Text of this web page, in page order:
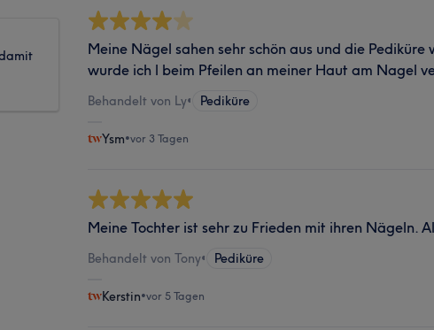
Meine Nägel sahen sehr schön aus und die
wurde ich l beim Pfeilen an meiner Haut am Nagel
Behandelt von Ly• Pediküre
Ysm•vor 3 Tagen
Meine Tochter ist sehr zu Frieden mit ihren Nägeln.
Behandelt von Tony• Pediküre
Kerstin•vor 5 Tagen